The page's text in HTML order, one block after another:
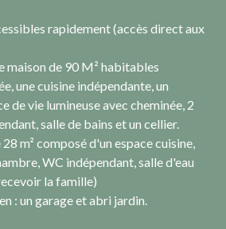
rapidement (accès direct aux
maison de 90 M² habitables
une cuisine indépendante, un
de vie lumineuse avec cheminée, 2
salle de bains et un cellier.
28 m² composé d'un espace cuisine,
WC indépendant, salle d'eau
la famille)
: un garage et abri jardin.